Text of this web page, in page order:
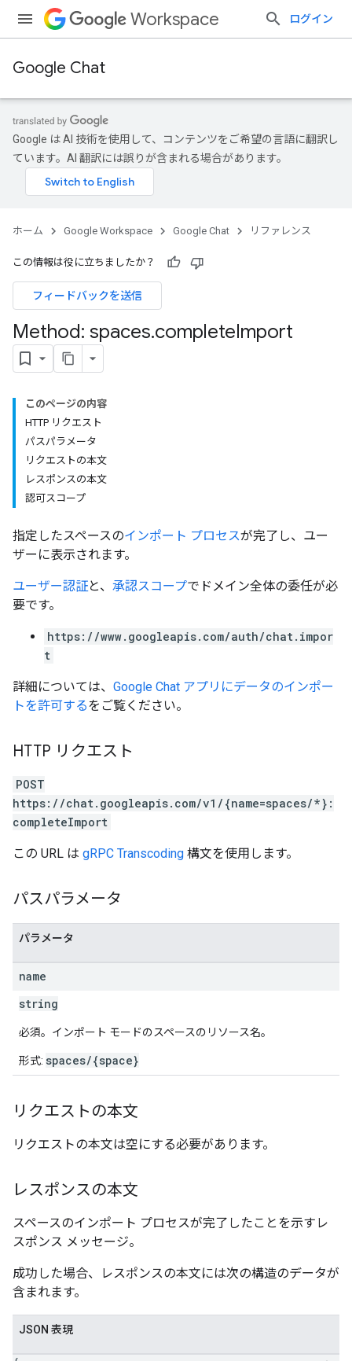
Workspace ログイン
Google Chat
Google は AI 技術を使用して、コンテンツをご希望の言語に翻訳し
ています。AI 翻訳には誤りが含まれる場合があります。
ホーム Google Workspace Google Chat リファレンス
この情報は役に立ちましたか？
フィードバックを送信
Method: spaces.completeImport
このページの内容
HTTP リクエスト
パスパラメータ
リクエストの本文
レスポンスの本文
認可スコープ
指定したスペースのインポート プロセスが完了し、ユー
ザーに表示されます。
ユーザー認証と、 承認スコープでドメイン全体の委任が必
要です。
https://www.googleapis.com/auth/chat.impor
t
詳細については、 Google Chat アプリにデータのインポー
トを許可するをご覧ください。
HTTP リクエスト
POST
https://chat.googleapis.com/v1/{name=spaces/*}:
completeImport
この URL は gRPC Transcoding 構文を使用します。
パスパラメータ
パラメータ
name
string
必須。インポート モードのスペースのリソース名。
形式: spaces/{space}
リクエストの本文
リクエストの本文は空にする必要があります。
レスポンスの本文
スペースのインポート プロセスが完了したことを示すレ
スポンス メッセージ。
成功した場合、レスポンスの本文には次の構造のデータが
含まれます。
JSON 表現